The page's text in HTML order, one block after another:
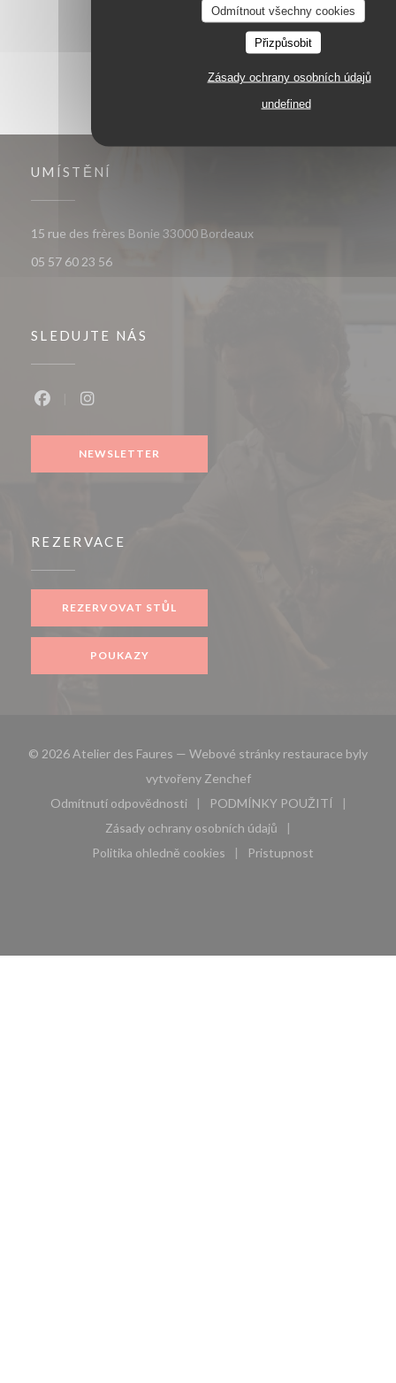
Odmítnout všechny cookies
Přizpůsobit
Zásady ochrany osobních údajů
undefined
UMÍSTĚNÍ
15 rue des frères Bonie 33000 Bordeaux((otevře se v novém
05 57 60 23 56
SLEDUJTE NÁS
NEWSLETTER
REZERVACE
REZERVOVAT STŮL
POUKAZY
© 2026 Atelier des Faures — Webové stránky restaurace byly
vytvořeny Zenchef((otevře se v novém okně))
Odmítnutí odpovědnosti
((otevře se v novém okně))
PODMÍNKY POUŽITÍ
((otevře se v novém
Zásady ochrany osobních údajů
((otevře se v novém okně))
Politika ohledně cookies
((otevře se v novém okně))
Pristupnost
((otevře se v novém